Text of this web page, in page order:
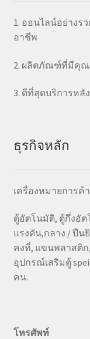
1. ออนไลน์อย่างร
อาชีพ
2. ผลิตภัณฑ์ที่มีคุ
3. ดีที่สุดบริการหลั
ธุรกิจหลัก
เครื่องหมายการค้า
ตู้อัตโนมัติ, ตู้กึ่งอัต
แรงดัน,กลาง / ปืน
คงที่, แขนพลาสติก
อุปกรณ์เสริมตู้
คน.
โทรศัพท์